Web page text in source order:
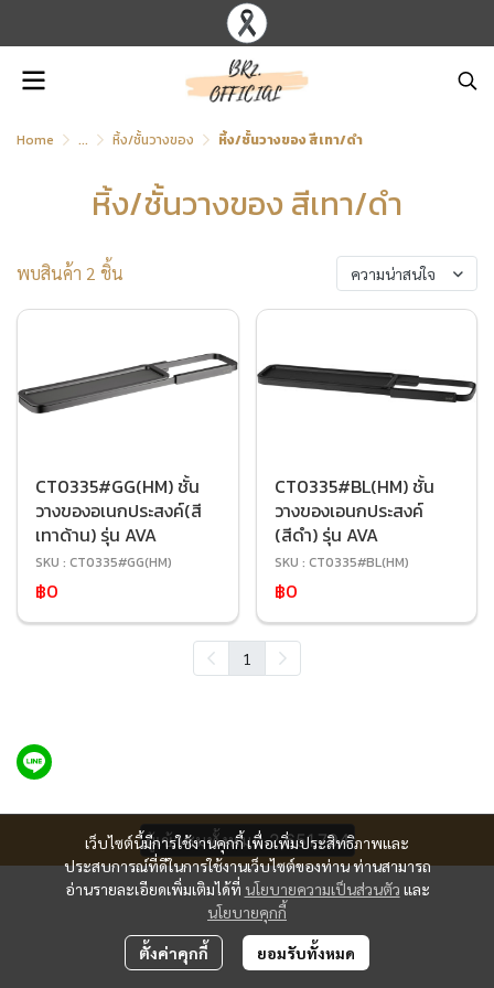
Home ... หิ้ง/ชั้นวางของ หิ้ง/ชั้นวางของ สีเทา/ดำ
หิ้ง/ชั้นวางของ สีเทา/ดำ
พบสินค้า 2 ชิ้น ความน่าสนใจ
CT0335#GG(HM) ชั้น
วางของอเนกประสงค์(สี
เทาด้าน) รุ่น AVA
SKU : CT0335#GG(HM)
฿0
CT0335#BL(HM) ชั้น
วางของเอนกประสงค์
(สีดำ) รุ่น AVA
SKU : CT0335#BL(HM)
฿0
1
เว็บไซต์นี้มีการใช้งานคุกกี้ เพื่อเพิ่มประสิทธิภาพและ
ประสบการณ์ที่ดีในการใช้งานเว็บไซต์ของท่าน ท่านสามารถ
อ่านรายละเอียดเพิ่มเติมได้ที่ นโยบายความเป็นส่วนตัว และ
นโยบายคุกกี้
ตั้งค่าคุกกี้ ยอมรับทั้งหมด
ผู้เข้าชมทั้งหมด2,651,794